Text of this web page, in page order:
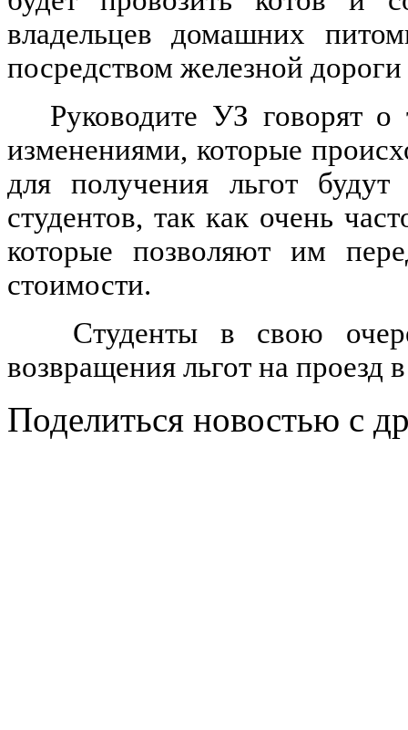
владельцев домашних
посредством железной
Руководите УЗ говорят
изменениями, которые
для получения льгот
студентов, так как очень
которые позволяют им
стоимости.
Студенты в свою
возвращения льгот на
Поделиться новостью с